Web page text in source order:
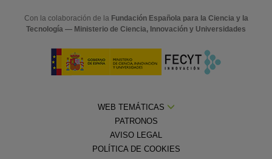
Con la colaboración de la Fundación Española para la Ciencia y la
Tecnología — Ministerio de Ciencia, Innovación y Universidades
WEB TEMÁTICAS
PATRONOS
AVISO LEGAL
POLÍTICA DE COOKIES